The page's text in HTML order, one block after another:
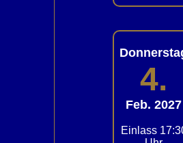
4.
Feb. 2027
Einlass